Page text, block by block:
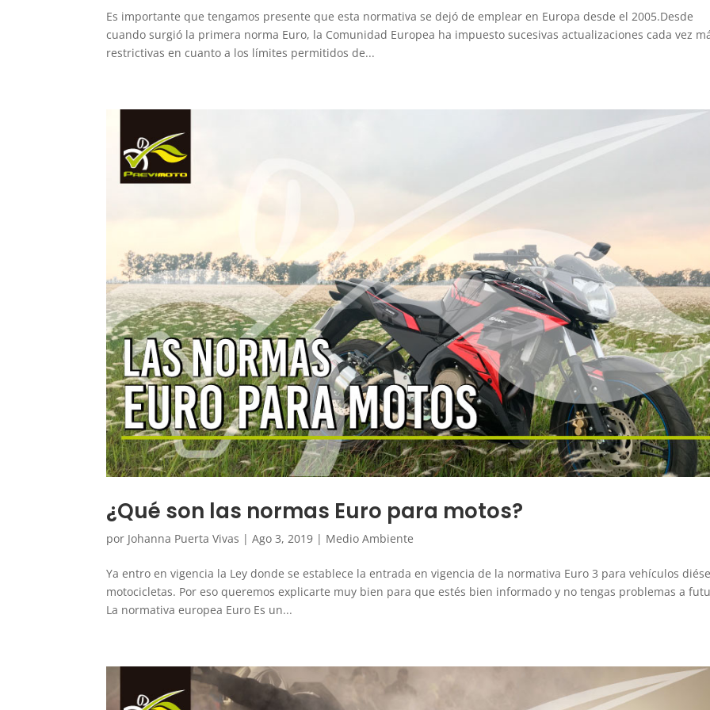
Es importante que tengamos presente que esta normativa se dejó de emplear en Europa desde el 2005.Desde
cuando surgió la primera norma Euro, la Comunidad Europea ha impuesto sucesivas actualizaciones cada vez
restrictivas en cuanto a los límites permitidos de...
¿Qué son las normas Euro para motos?
por Johanna Puerta Vivas |Ago 3, 2019 | Medio Ambiente
Ya entro en vigencia la Ley donde se establece la entrada en vigencia de la normativa Euro 3 para vehículos
motocicletas. Por eso queremos explicarte muy bien para que estés bien informado y no tengas problemas a
La normativa europea Euro Es un...